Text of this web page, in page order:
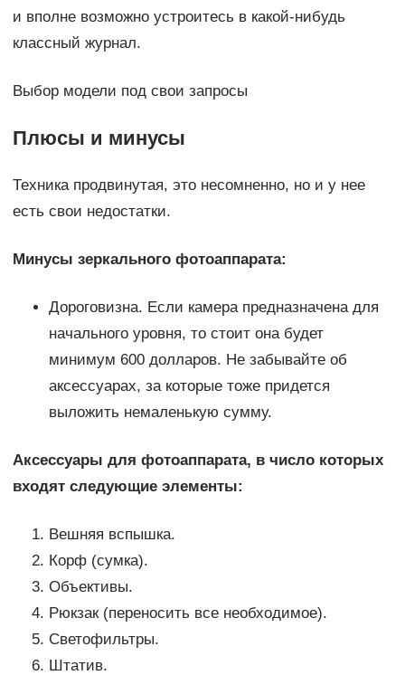
и вполне возможно устроитесь в какой-нибудь
классный журнал.
Выбор модели под свои запросы
Плюсы и минусы
Техника продвинутая, это несомненно, но и у нее
есть свои недостатки.
Минусы зеркального фотоаппарата:
Дороговизна. Если камера предназначена для
начального уровня, то стоит она будет
минимум 600 долларов. Не забывайте об
аксессуарах, за которые тоже придется
выложить немаленькую сумму.
Аксессуары для фотоаппарата, в число которых
входят следующие элементы:
Вешняя вспышка.
Корф (сумка).
Объективы.
Рюкзак (переносить все необходимое).
Светофильтры.
Штатив.